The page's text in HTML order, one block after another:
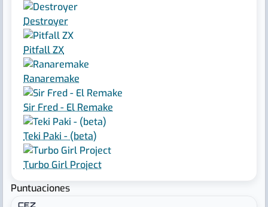
Destroyer
Pitfall ZX
Ranaremake
Sir Fred - El Remake
Teki Paki - (beta)
Turbo Girl Project
Puntuaciones
CEZ